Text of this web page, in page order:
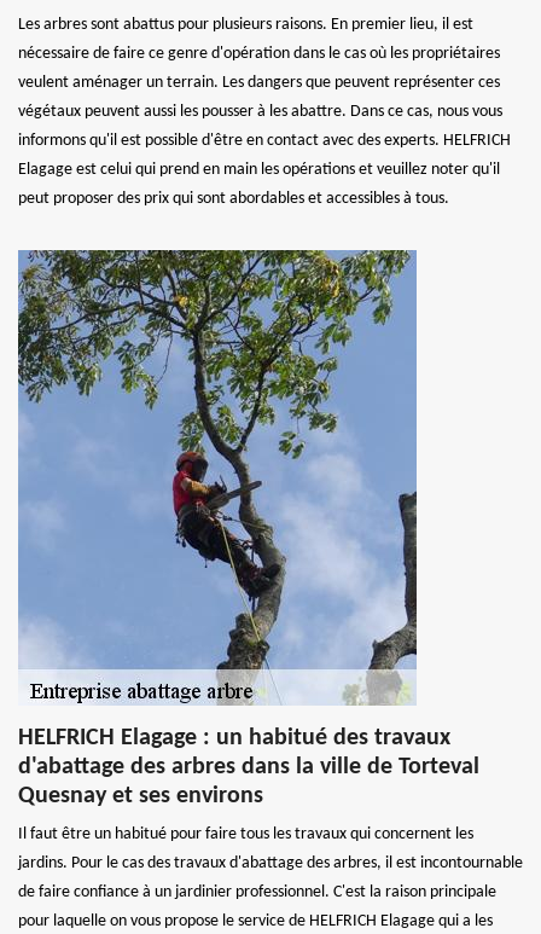
Les arbres sont abattus pour plusieurs raisons. En premier lieu, il est
nécessaire de faire ce genre d'opération dans le cas où les propriétaires
veulent aménager un terrain. Les dangers que peuvent représenter ces
végétaux peuvent aussi les pousser à les abattre. Dans ce cas, nous vous
informons qu'il est possible d'être en contact avec des experts. HELFRICH
Elagage est celui qui prend en main les opérations et veuillez noter qu'il
peut proposer des prix qui sont abordables et accessibles à tous.
HELFRICH Elagage : un habitué des travaux
d'abattage des arbres dans la ville de Torteval
Quesnay et ses environs
Il faut être un habitué pour faire tous les travaux qui concernent les
jardins. Pour le cas des travaux d'abattage des arbres, il est incontournable
de faire confiance à un jardinier professionnel. C'est la raison principale
pour laquelle on vous propose le service de HELFRICH Elagage qui a les